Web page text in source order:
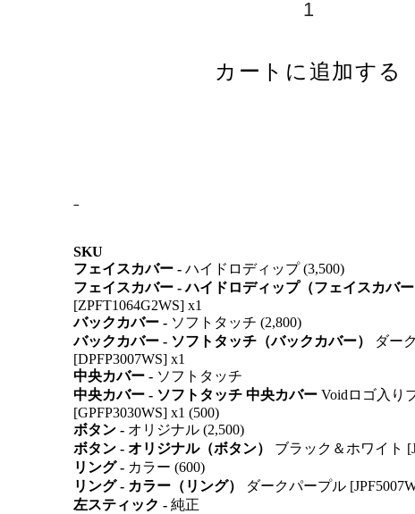
カートに追加する
SKU
フェイスカバー -ハイドロディップ (3,500)
フェイスカバー - ハイドロディップ（フェイスカバー
[ZPFT1064G2WS] x1
バックカバー - ソフトタッチ (2,800)
バックカバー - ソフトタッチ（バックカバー）
ダー
[DPFP3007WS] x1
中央カバー - ソフトタッチ
中央カバー - ソフトタッチ 中央カバー Voidロゴ入り
[GPFP3030WS] x1 (500)
ボタン - オリジナル (2,500)
ボタン - オリジナル（ボタン）
ブラック＆ホワイト
リング - カラー (600)
リング - カラー（リング）
ダークパープル
左スティック -純正